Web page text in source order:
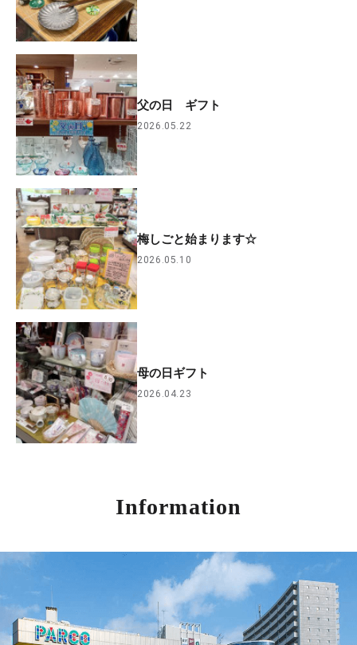
父の日 ギフト
2026.05.22
梅しごと始まります☆
2026.05.10
母の日ギフト
2026.04.23
Information